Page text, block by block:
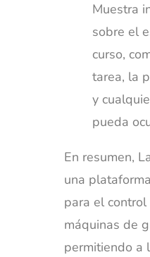
Muestra
sobre el
curso,
tarea, la
y
pueda
En resumen,
una
para el
máquinas de
permitiendo a